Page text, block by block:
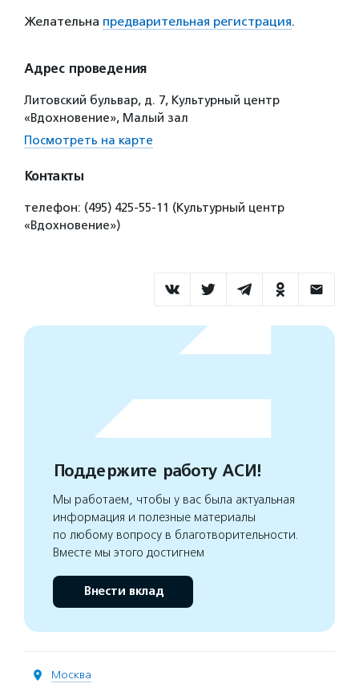
Желательна предварительная регистрация.
Адрес проведения
Литовский бульвар, д. 7, Культурный центр
«Вдохновение», Малый зал
Посмотреть на карте
Контакты
телефон: (495) 425-55-11 (Культурный центр
«Вдохновение»)
Поддержите работу АСИ!
Мы работаем, чтобы у вас была актуальная
информация и полезные материалы
по любому вопросу в благотворительности.
Вместе мы этого достигнем
Внести вклад
Москва